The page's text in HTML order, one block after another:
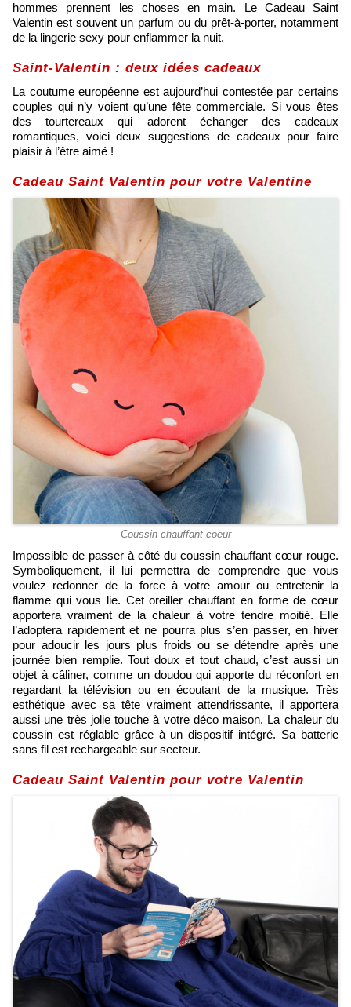
hommes prennent les choses en main. Le Cadeau Saint
Valentin est souvent un parfum ou du prêt-à-porter, notamment
de la lingerie sexy pour enflammer la nuit.
Saint-Valentin : deux idées cadeaux
La coutume européenne est aujourd’hui contestée par certains
couples qui n’y voient qu’une fête commerciale. Si vous êtes
des tourtereaux qui adorent échanger des cadeaux
romantiques, voici deux suggestions de cadeaux pour faire
plaisir à l’être aimé !
Cadeau Saint Valentin pour votre Valentine
Coussin chauffant coeur
Impossible de passer à côté du coussin chauffant cœur rouge.
Symboliquement, il lui permettra de comprendre que vous
voulez redonner de la force à votre amour ou entretenir la
flamme qui vous lie. Cet oreiller chauffant en forme de cœur
apportera vraiment de la chaleur à votre tendre moitié. Elle
l’adoptera rapidement et ne pourra plus s’en passer, en hiver
pour adoucir les jours plus froids ou se détendre après une
journée bien remplie. Tout doux et tout chaud, c’est aussi un
objet à câliner, comme un doudou qui apporte du réconfort en
regardant la télévision ou en écoutant de la musique. Très
esthétique avec sa tête vraiment attendrissante, il apportera
aussi une très jolie touche à votre déco maison. La chaleur du
coussin est réglable grâce à un dispositif intégré. Sa batterie
sans fil est rechargeable sur secteur.
Cadeau Saint Valentin pour votre Valentin